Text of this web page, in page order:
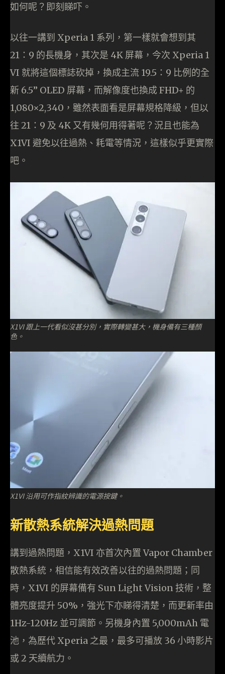
如何呢？即刻睇吓。
以往一講到 Xperia 1 系列，第一樣就會想到其
21：9 的長機身，其次是 4K 屏幕，今次 Xperia 1
VI 就將這個標誌砍掉，換成主流 19.5：9 比例的全
新 6.5” OLED 屏幕，而解像度也換成 FHD+ 的
1,080×2,340，雖然表面看是屏幕規格降級，但以
往 21：9 及 4K 又有幾何用得著呢？況且也能為
X1VI 避免以往過熱、耗電等情況，這樣似乎更實際
吧。
X1VI 跟上一代看似沒甚分別，實際轉變甚大，機身備有三種顏
色。
X1VI 沿用可作指紋辨識的電源按鍵。
新散熱系統解決過熱問題
講到過熱問題，X1VI 亦首次內置 Vapor Chamber
散熱系統，相信能有效改善以往的過熱問題；同
時，X1VI 的屏幕備有 Sun Light Vision 技術，整
體亮度提升 50%，強光下亦睇得清楚，而更新率由
1Hz-120Hz 並可調節。另機身內置 5,000mAh 電
池，為歷代 Xperia 之最，最多可播放 36 小時影片
或 2 天續航力。